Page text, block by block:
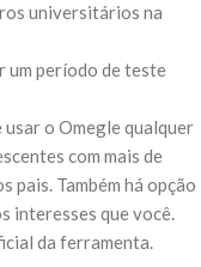
universitários na
um período de teste
usar o Omegle qualquer
com mais de
pais. Também há opção
interesses que você.
da ferramenta.